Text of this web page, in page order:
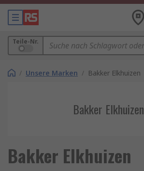
Teile-Nr.
/ Unsere Marken / Bakker Elkhuizen
Bakker Elkhuizen
Bakker Elkhuizen